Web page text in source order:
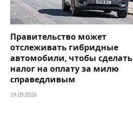
Правительство может
отслеживать гибридные
автомобили, чтобы сделать
налог на оплату за милю
справедливым
19.05.2026